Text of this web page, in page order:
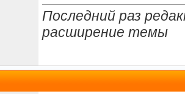
Последний раз
расширение темы